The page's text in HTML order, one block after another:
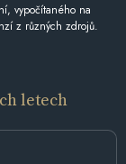
vypočítaného na
z různých zdrojů.
letech